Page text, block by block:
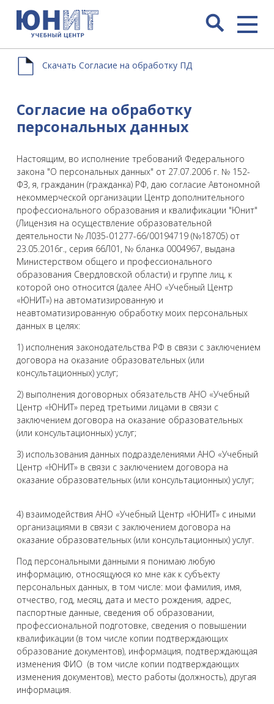
Скачать Согласие на обработку ПД
Согласие на обработку
персональных данных
Настоящим, во исполнение требований Федерального
закона "О персональных данных" от 27.07.2006 г. № 152-
ФЗ, я, гражданин (гражданка) РФ, даю согласие Автономной
некоммерческой организации Центр дополнительного
профессионального образования и квалификации "Юнит"
(Лицензия на осуществление образовательной
деятельности № Л035-01277-66/00194719 (№18705) от
23.05.2016г., серия 66Л01, № бланка 0004967, выдана
Министерством общего и профессионального
образования Свердловской области) и группе лиц, к
которой оно относится (далее АНО «Учебный Центр
«ЮНИТ») на автоматизированную и
неавтоматизированную обработку моих персональных
данных в целях:
1) исполнения законодательства РФ в связи с заключением
договора на оказание образовательных (или
консультационных) услуг;
2) выполнения договорных обязательств АНО «Учебный
Центр «ЮНИТ» перед третьими лицами в связи с
заключением договора на оказание образовательных
(или консультационных) услуг;
3) использования данных подразделениями АНО «Учебный
Центр «ЮНИТ» в связи с заключением договора на
оказание образовательных (или консультационных) услуг;
4) взаимодействия АНО «Учебный Центр «ЮНИТ» с иными
организациями в связи с заключением договора на
оказание образовательных (или консультационных) услуг.
Под персональными данными я понимаю любую
информацию, относящуюся ко мне как к субъекту
персональных данных, в том числе: мои фамилия, имя,
отчество, год, месяц, дата и место рождения, адрес,
паспортные данные, сведения об образовании,
профессиональной подготовке, сведения о повышении
квалификации (в том числе копии подтверждающих
образование документов), информация, подтверждающая
изменения ФИО (в том числе копии подтверждающих
изменения документов), место работы (должность), другая
информация.